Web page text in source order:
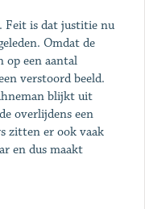
Feit is dat justitie nu
Omdat de
op een aantal
verstoord beeld.
blijkt uit
overlijdens een
zitten er ook vaak
en dus maakt